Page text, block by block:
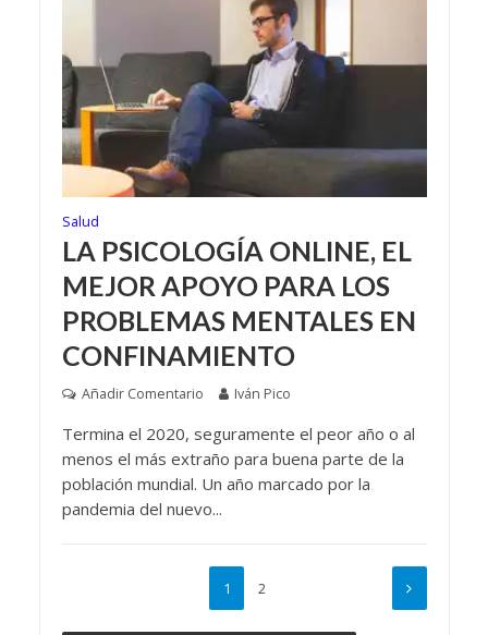
Salud
LA PSICOLOGÍA ONLINE, EL
MEJOR APOYO PARA LOS
PROBLEMAS MENTALES EN
CONFINAMIENTO
Añadir Comentario Iván Pico
Termina el 2020, seguramente el peor año o al
menos el más extraño para buena parte de la
población mundial. Un año marcado por la
pandemia del nuevo...
1 2